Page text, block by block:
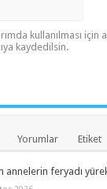
kullanılması için
kaydedilsin.
Yorumlar Etiket
annelerin feryadı